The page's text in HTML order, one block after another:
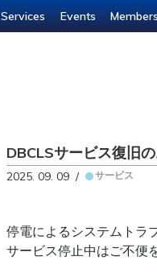
Services Events
DBCLSサービス復旧
2025. 09. 09 / サービス
停電によるシステムトラ
サービス停止中はご不便